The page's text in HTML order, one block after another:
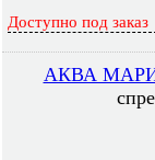
Доступно под заказ
АКВА МАРИС